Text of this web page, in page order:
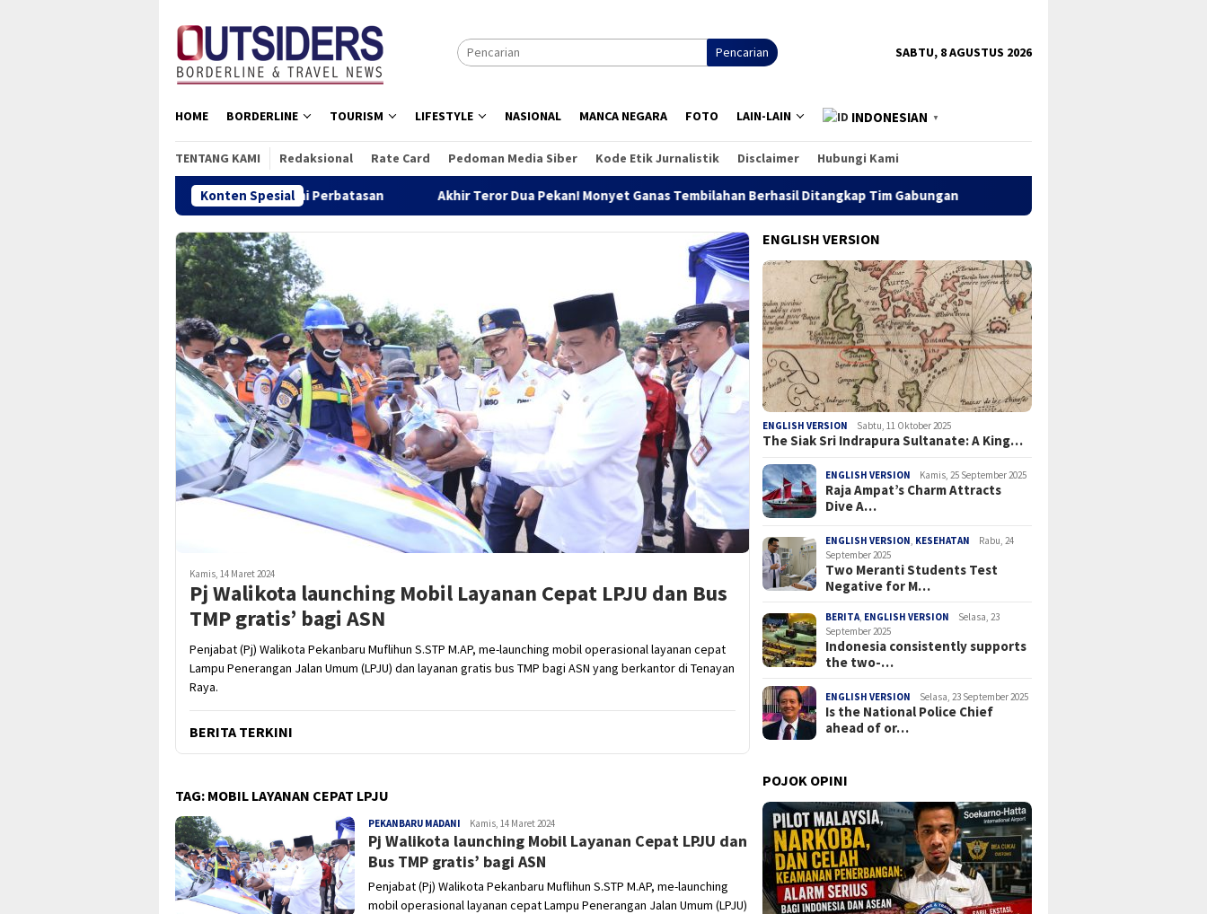
konten
Pencarian SABTU, 8 AGUSTUS 2026
HOME BORDERLINE TOURISM LIFESTYLE NASIONAL MANCA NEGARA FOTO LAIN-LAIN INDONESIAN ▼
TENTANG KAMI Redaksional Rate Card Pedoman Media Siber Kode Etik Jurnalistik Disclaimer Hubungi Kami
Konten Spesial
Mobilitas dan Dongkrak Ekonomi Perbatasan Akhir Teror Dua Pekan! Monyet Ganas Tembilahan Berhasil Ditangkap Tim Gabungan
Kamis, 14 Maret 2024
Pj Walikota launching Mobil Layanan Cepat LPJU dan Bus
TMP gratis’ bagi ASN
Penjabat (Pj) Walikota Pekanbaru Muflihun S.STP M.AP, me-launching mobil operasional layanan cepat
Lampu Penerangan Jalan Umum (LPJU) dan layanan gratis bus TMP bagi ASN yang berkantor di Tenayan
Raya.
BERITA TERKINI
TAG: MOBIL LAYANAN CEPAT LPJU
PEKANBARU MADANI Rosyita
Hasan
Kamis, 14 Maret 2024
Pj Walikota launching Mobil Layanan Cepat LPJU dan
Bus TMP gratis’ bagi ASN
Penjabat (Pj) Walikota Pekanbaru Muflihun S.STP M.AP, me-launching
mobil operasional layanan cepat Lampu Penerangan Jalan Umum (LPJU)
ENGLISH VERSION
ENGLISH VERSION Sabtu, 11 Oktober 2025
The Siak Sri Indrapura Sultanate: A King…
ENGLISH VERSION Kamis, 25 September 2025
Raja Ampat’s Charm Attracts
Dive A…
ENGLISH VERSION, KESEHATAN
Rabu, 24
September 2025
Two Meranti Students Test
Negative for M…
BERITA, ENGLISH VERSION
Selasa, 23
September 2025
Indonesia consistently supports
the two-…
ENGLISH VERSION Selasa, 23 September 2025
Is the National Police Chief
ahead of or…
POJOK OPINI